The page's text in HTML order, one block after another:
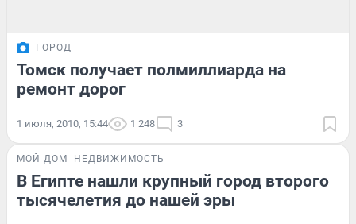
ГОРОД
Томск получает полмиллиарда на
ремонт дорог
1 июля, 2010, 15:44 1 248 3
МОЙ ДОМ НЕДВИЖИМОСТЬ
В Египте нашли крупный город второго
тысячелетия до нашей эры